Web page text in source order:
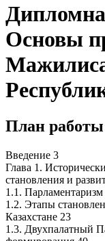
Основы
План
Введение 3
Глава 1.
становления и
1.1. Парламентаризм
1.2. Этапы
Казахстане 23
1.3. Двухпалатный